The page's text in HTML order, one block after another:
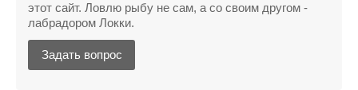
Прогноз клева на рыбалку на следующую
неделю обещает хорошие результаты.
Благодаря лунному календарю и прогнозу
этот сайт. Ловлю рыбу не сам, а со своим другом -
лабрадором Локки.
Задать вопрос